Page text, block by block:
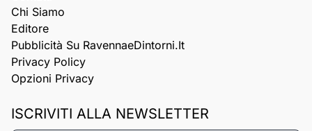
Chi Siamo
Editore
Pubblicità Su RavennaeDintorni.it
Privacy Policy
Opzioni Privacy
ISCRIVITI ALLA NEWSLETTER